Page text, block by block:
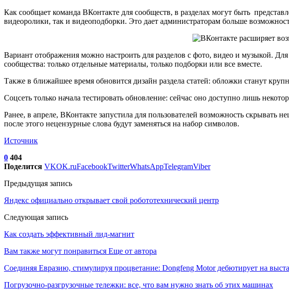
Как сообщает команда ВКонтакте для сообществ, в разделах могут быть
видеоролики, так и видеоподборки. Это дает администраторам больше
Вариант отображения можно настроить для разделов с фото, видео и музыкой.
сообщества: только отдельные материалы, только подборки или все вместе.
Также в ближайшее время обновится дизайн раздела статей: обложки станут
Соцсеть только начала тестировать обновление: сейчас оно доступно лишь
Ранее, в апреле, ВКонтакте запустила для пользователей возможность
после этого нецензурные слова будут заменяться на набор символов.
Источник
0 404
Поделится VKOK.ruFacebookTwitterWhatsAppTelegramViber
Предыдущая запись
Яндекс официально открывает свой робототехнический центр
Следующая запись
Как создать эффективный лид-магнит
Вам также могут понравиться Еще от автора
Соединяя Евразию, стимулируя процветание: Dongfeng Motor дебютирует на
Погрузочно-разгрузочные тележки: все, что вам нужно знать об этих машинах